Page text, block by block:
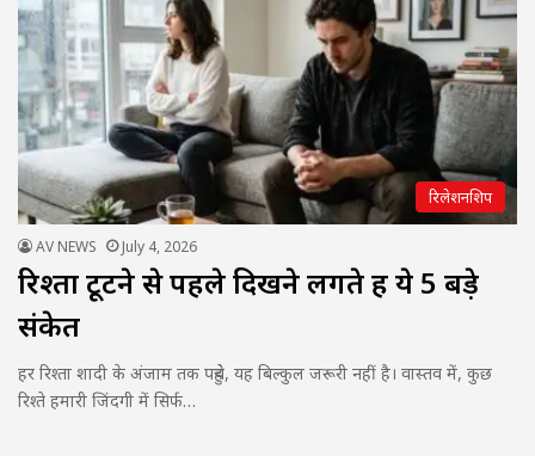
रिलेशनशिप
AV NEWS July 4, 2026
रिश्ता टूटने से पहले दिखने लगते हैं ये 5 बड़े
संकेत
हर रिश्ता शादी के अंजाम तक पहुंचे, यह बिल्कुल जरूरी नहीं है। वास्तव में, कुछ
रिश्ते हमारी जिंदगी में सिर्फ…